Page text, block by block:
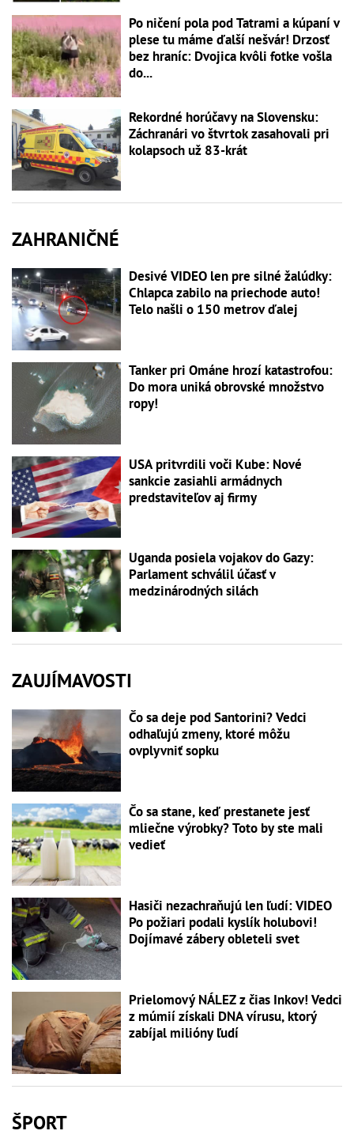
Po ničení pola pod Tatrami a kúpaní v
plese tu máme ďalší nešvár! Drzosť
bez hraníc: Dvojica kvôli fotke vošla
do...
Rekordné horúčavy na Slovensku:
Záchranári vo štvrtok zasahovali pri
kolapsoch už 83-krát
ZAHRANIČNÉ
Desivé VIDEO len pre silné žalúdky:
Chlapca zabilo na priechode auto!
Telo našli o 150 metrov ďalej
Tanker pri Ománe hrozí katastrofou:
Do mora uniká obrovské množstvo
ropy!
USA pritvrdili voči Kube: Nové
sankcie zasiahli armádnych
predstaviteľov aj firmy
Uganda posiela vojakov do Gazy:
Parlament schválil účasť v
medzinárodných silách
ZAUJÍMAVOSTI
Čo sa deje pod Santorini? Vedci
odhaľujú zmeny, ktoré môžu
ovplyvniť sopku
Čo sa stane, keď prestanete jesť
mliečne výrobky? Toto by ste mali
vedieť
Hasiči nezachraňujú len ľudí: VIDEO
Po požiari podali kyslík holubovi!
Dojímavé zábery obleteli svet
Prielomový NÁLEZ z čias Inkov! Vedci
z múmií získali DNA vírusu, ktorý
zabíjal milióny ľudí
ŠPORT